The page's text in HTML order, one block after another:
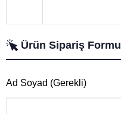
Ürün Sipariş Formu
Ad Soyad (Gerekli)